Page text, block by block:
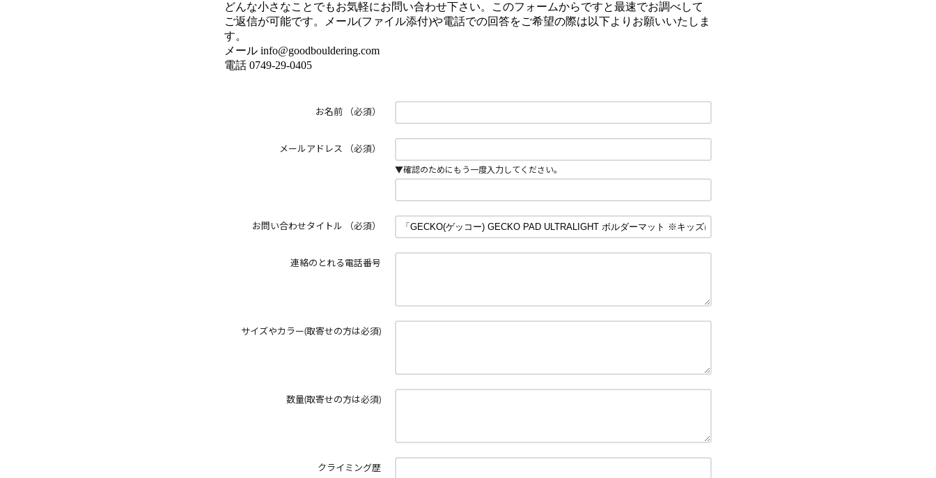
どんな小さなことでもお気軽にお問い合わせ下さい。このフォームからですと最速でお調べして
ご返信が可能です。メール(ファイル添付)や電話での回答をご希望の際は以下よりお願いいたしま
す。
メール info@goodbouldering.com
電話 0749-29-0405
お名前 （必須）
メールアドレス （必須）
▼確認のためにもう一度入力してください。
お問い合わせタイトル （必須）
連絡のとれる電話番号
サイズやカラー(取寄せの方は必須)
数量(取寄せの方は必須)
クライミング歴